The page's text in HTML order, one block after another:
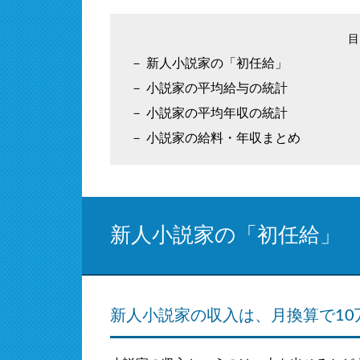
新人小説家の「初任給」
小説家の平均給与の統計
小説家の平均年収の統計
小説家の給料・年収まとめ
新人小説家の「初任給」
新人小説家の収入は、月換算で10